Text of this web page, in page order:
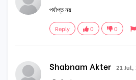
পর্যাপ্ত নয়
Reply 0 0
Shabnam Akter 21 Jul,